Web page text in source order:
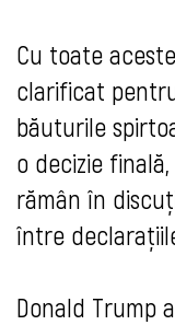
Cu toate
clarificat
băuturile
o decizie
rămân în
între
Donald Trump